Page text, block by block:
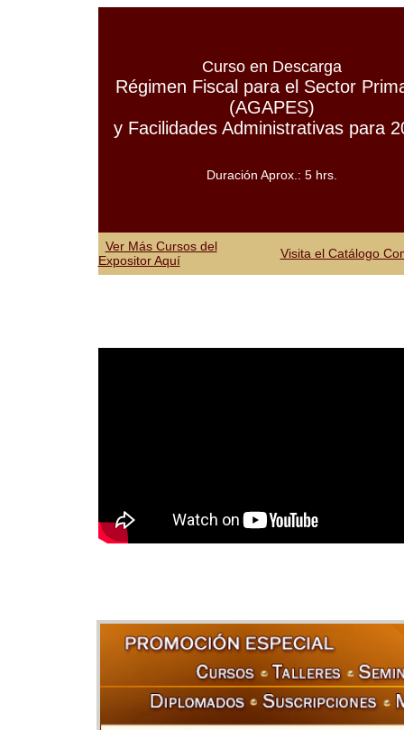
Curso en Descarga
Régimen Fiscal para el Sector
(AGAPES)
y Facilidades Administrativas para
Duración Aprox.: 5 hrs.
Ver Más Cursos del
Expositor Aquí
Visita el Catálogo